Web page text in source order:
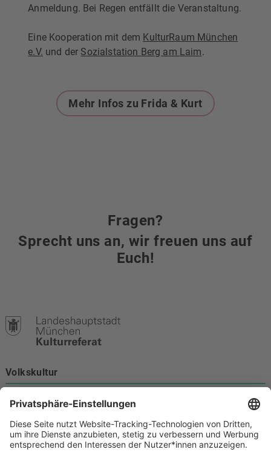
Anmeldung. Bei Regen entfällt die Veranstaltung.
Eine Kooperation mit dem KulturRaum München
e.V. und der Sozialstation Berg am Laim.
Mehr Infos zu Frida & Kurt
Fragen?
Sprecht uns an, wir freuen uns auf
Euch!
Volkskultur
80331 München
Kontakt
089 233-21172